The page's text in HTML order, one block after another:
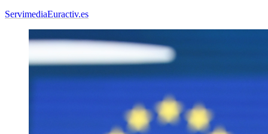
ServimediaEuractiv.es